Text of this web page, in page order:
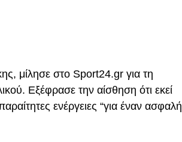
μίλησε στο Sport24.gr για τη
Εξέφρασε την αίσθηση ότι εκεί
ενέργειες “για έναν ασφαλή